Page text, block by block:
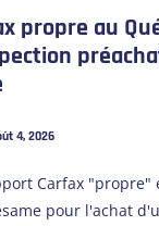
propre au
4, 2026
Carfax "propre"
pour l'achat